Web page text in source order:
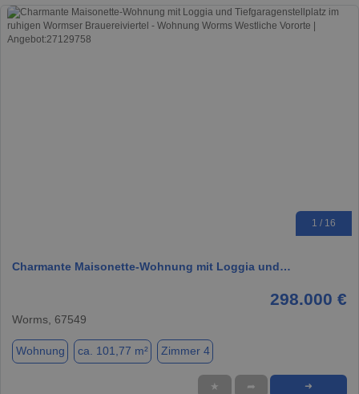
1 / 16
Charmante Maisonette-Wohnung mit Loggia und…
298.000 €
Worms, 67549
Wohnung ca. 101,77 m² Zimmer 4
★ ➦ ➜